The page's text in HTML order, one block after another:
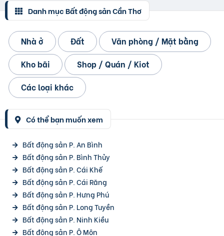
Danh mục Bất động sản Cần Thơ
Nhà ở Đất
Văn phòng / Mặt bằng
Kho bãi
Shop / Quán / Kiot
Các loại khác
Có thể bạn muốn xem
Bất động sản P. An Bình
Bất động sản P. Bình Thủy
Bất động sản P. Cái Khế
Bất động sản P. Cái Răng
Bất động sản P. Hưng Phú
Bất động sản P. Long Tuyền
Bất động sản P. Ninh Kiều
Bất động sản P. Ô Môn